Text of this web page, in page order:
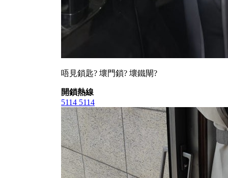
唔見鎖匙? 壞門鎖? 壞鐵閘?
開鎖熱線
5114 5114